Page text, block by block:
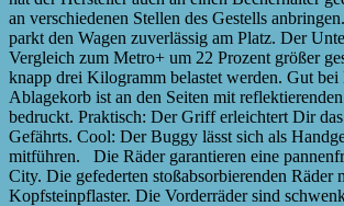
an verschiedenen Stellen des Gestells
parkt den Wagen zuverlässig am Platz. Der
Vergleich zum Metro+ um 22 Prozent größer
knapp drei Kilogramm belastet werden. Gut
Ablagekorb ist an den Seiten mit
bedruckt. Praktisch: Der Griff erleichtert Dir das
Gefährts. Cool: Der Buggy lässt sich als
mitführen. Die Räder garantieren eine
City. Die gefederten stoßabsorbierenden Räder
Kopfsteinpflaster. Die Vorderräder sind